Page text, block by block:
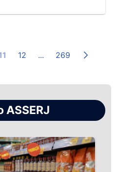
12 ... 269
ASSERJ